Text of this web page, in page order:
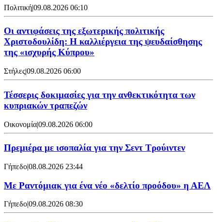
Πολιτική|09.08.2026 06:10
Οι αντιφάσεις της εξωτερικής πολιτικής
Χριστοδουλίδη: Η καλλιέργεια της ψευδαίσθησης
της «ισχυρής Κύπρου»
Στήλες|09.08.2026 06:00
Τέσσερις δοκιμασίες για την ανθεκτικότητα των
κυπριακών τραπεζών
Οικονομία|09.08.2026 06:00
Πρεμιέρα με ισοπαλία για την Σεντ Τρούιντεν
Γήπεδο|08.08.2026 23:44
Με Ραντόμιακ για ένα νέο «δελτίο προόδου» η ΑΕΛ
Γήπεδο|09.08.2026 08:30